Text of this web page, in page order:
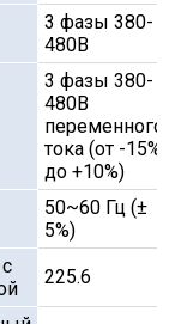
3 фазы 380-
480В
3 фазы 380-
480В
переменного
тока (от -15%
до +10%)
50~60 Гц (±
5%)
225.6